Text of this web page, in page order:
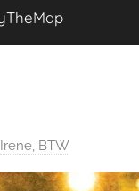
Irene, BTW